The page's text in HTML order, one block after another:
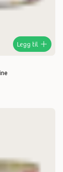
Legg til